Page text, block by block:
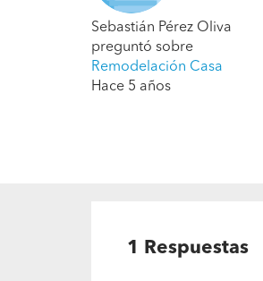
Sebastián Pérez Oliva
preguntó sobre
Remodelación Casa
Hace 5 años
1 Respuestas